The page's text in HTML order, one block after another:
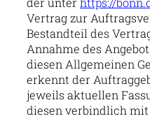
Vertrag zur
Bestandteil des
Annahme des
diesen Allgemeinen
erkennt der
jeweils aktuellen
diesen verbindlich mit